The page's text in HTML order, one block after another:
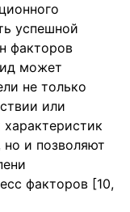
успешной
факторов
может
не только
или
характеристик
и позволяют
факторов [10,